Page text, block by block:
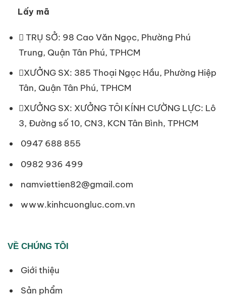
Lấy mã
TRỤ SỞ: 98 Cao Văn Ngọc, Phường Phú
Trung, Quận Tân Phú, TPHCM
XƯỞNG SX: 385 Thoại Ngọc Hầu, Phường Hiệp
Tân, Quận Tân Phú, TPHCM
XƯỞNG SX: XƯỞNG TÔI KÍNH CƯỜNG LỰC: Lô
3, Đường số 10, CN3, KCN Tân Bình, TPHCM
0947 688 855
0982 936 499
namviettien82@gmail.com
www.kinhcuongluc.com.vn
VỀ CHÚNG TÔI
Giới thiệu
Sản phẩm